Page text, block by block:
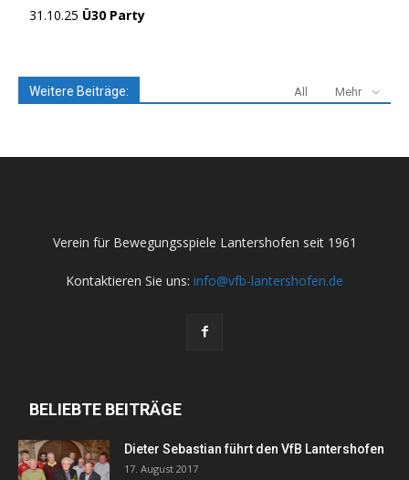
31.10.25 Ü30 Party
Weitere Beiträge: All Mehr
Verein für Bewegungsspiele Lantershofen seit 1961
Kontaktieren Sie uns: info@vfb-lantershofen.de
BELIEBTE BEITRÄGE
Dieter Sebastian führt den VfB Lantershofen
17. August 2017